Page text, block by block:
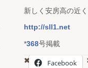
新しく安房高の近
http://sll1.net
*368号掲載
Facebook